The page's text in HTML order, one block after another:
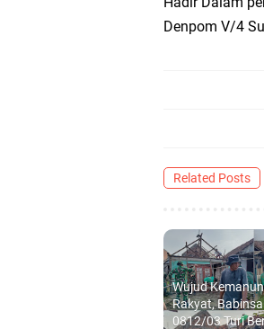
Denpom V/4
Related Posts
Wujud
Rakyat,
0812/03 Turi